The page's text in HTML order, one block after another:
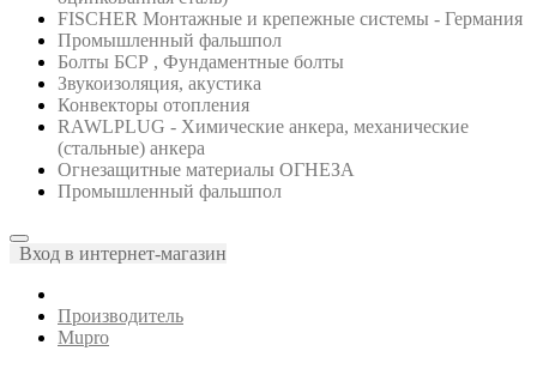
FISCHER Монтажные и крепежные системы - Германия
Промышленный фальшпол
Болты БСР , Фундаментные болты
Звукоизоляция, акустика
Конвекторы отопления
RAWLPLUG - Химические анкера, механические
(стальные) анкера
Огнезащитные материалы ОГНЕЗА
Промышленный фальшпол
Вход в интернет-магазин
Производитель
Mupro